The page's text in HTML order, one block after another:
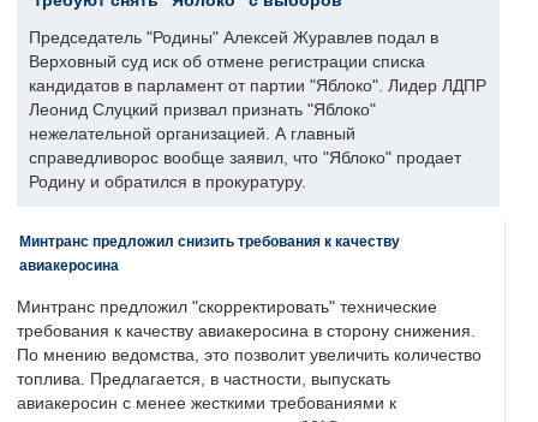
Председатель "Родины" Алексей Журавлев подал в
Верховный суд иск об отмене регистрации списка
кандидатов в парламент от партии "Яблоко". Лидер ЛДПР
Леонид Слуцкий призвал признать "Яблоко"
нежелательной организацией. А главный
справедливорос вообще заявил, что "Яблоко" продает
Родину и обратился в прокуратуру.
Минтранс предложил снизить требования к качеству
авиакеросина
Минтранс предложил "скорректировать" технические
требования к качеству авиакеросина в сторону снижения.
По мнению ведомства, это позволит увеличить количество
топлива. Предлагается, в частности, выпускать
авиакеросин с менее жесткими требованиями к